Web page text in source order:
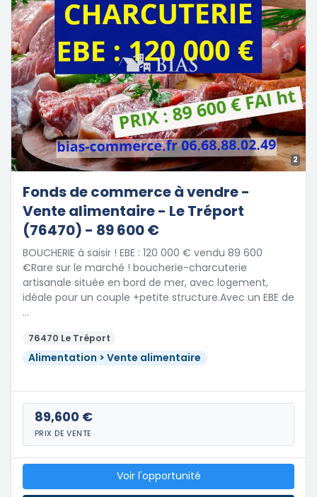
2
Fonds de commerce à vendre -
Vente alimentaire - Le Tréport
(76470) - 89 600 €
BOUCHERIE à saisir ! EBE : 120 000 € vendu 89 600
€Rare sur le marché ! boucherie-charcuterie
artisanale située en bord de mer, avec logement,
idéale pour un couple +petite structure.Avec un EBE de
…
76470 Le Tréport
Alimentation > Vente alimentaire
89,600 €
PRIX DE VENTE
Voir l'opportunité